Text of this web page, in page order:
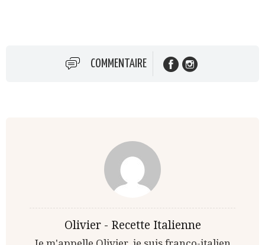
COMMENTAIRE
Olivier - Recette Italienne